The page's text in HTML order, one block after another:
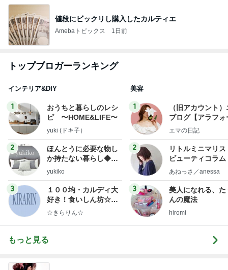
値段にビックリし購入したカルティエ
Amebaトピックス 1日前
トップブロガーランキング
インテリア&DIY
1
おうちと暮らしのレシ
ピ 〜HOME&LIFE〜
yuki (ドキ子）
2
ほんとうに必要な物し
か持たない暮らし◆Ke
ep Life Simple◆〜イ
yukiko
3
１００均・カルディ大
好き！食いしん坊☆き
らりん☆のブログ
☆きらりん☆
美容
1
（旧アカウント
ブログ【アラフォ
社売却セカンドラ
エマの日記
2
リトルミニマリス
ビューティコラ
little
あねっさ／anessa
3
美人になれる、た
んの魔法
hiromi
もっと見る